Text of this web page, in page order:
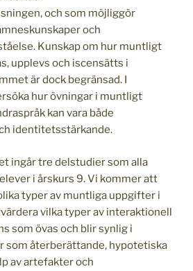
och som möjliggör
och
Kunskap om hur muntligt
upplevs och iscensätts i
är dock begränsad. I
hur övningar i muntligt
kan vara både
identitetsstärkande.
ingår tre delstudier som alla
i årskurs 9. Vi kommer att
typer av muntliga uppgifter i
vilka typer av interaktionell
som övas och blir synlig i
som återberättande, hypotetiska
av artefakter och